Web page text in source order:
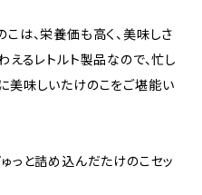
は、栄養価も高く、美味しさ
えるレトルト製品なので、忙し
美味しいたけのこをご堪能い
っと詰め込んだたけのこセッ